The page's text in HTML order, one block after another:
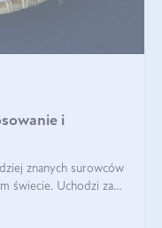
i
znanych surowców
świecie. Uchodzi za